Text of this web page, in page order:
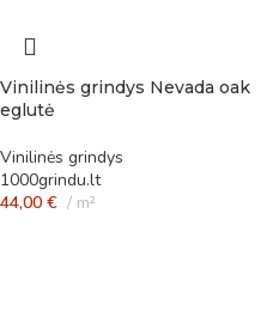
Vinilinės grindys Nevada oak
eglutė
Vinilinės grindys
1000grindu.lt
44,00 € m²